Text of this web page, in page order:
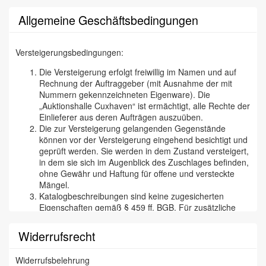
Allgemeine Geschäftsbedingungen
Versteigerungsbedingungen:
Die Versteigerung erfolgt freiwillig im Namen und auf
Rechnung der Auftraggeber (mit Ausnahme der mit
Nummern gekennzeichneten Eigenware). Die
„Auktionshalle Cuxhaven“ ist ermächtigt, alle Rechte der
Einlieferer aus deren Aufträgen auszuüben.
Die zur Versteigerung gelangenden Gegenstände
können vor der Versteigerung eingehend besichtigt und
geprüft werden. Sie werden in dem Zustand versteigert,
in dem sie sich im Augenblick des Zuschlages befinden,
ohne Gewähr und Haftung für offene und versteckte
Mängel.
Katalogbeschreibungen sind keine zugesicherten
Eigenschaften gemäß § 459 ff. BGB. Für zusätzliche
der „Cuxhavener Auktionshalle“ wird nicht gehaftet. Wir
versichern aber selbstverständlich, daß wir
Widerrufsrecht
Widerrufsbelehrung